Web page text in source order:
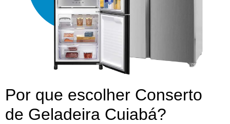
Por que escolher Conserto
de Geladeira Cuiabá?​